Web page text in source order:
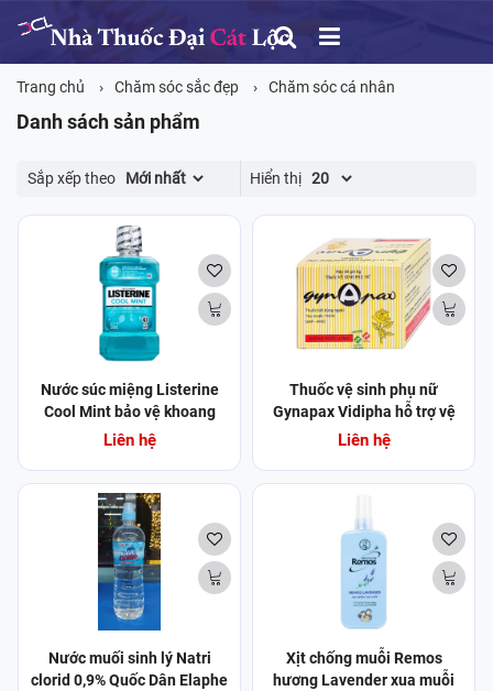
Trang chủ Chăm sóc sắc đẹp Chăm sóc cá nhân
Danh sách sản phẩm
Sắp xếp theo Hiển thị
Nước súc miệng Listerine
Cool Mint bảo vệ khoang
miệng suốt 24h khỏi vi khuẩn
Liên hệ
Thuốc vệ sinh phụ nữ
Gynapax Vidipha hỗ trợ vệ
sinh và tẩy trùng niêm mạc
Liên hệ
Nước muối sinh lý Natri
clorid 0,9% Quốc Dân Elaphe
Xịt chống muỗi Remos
hương Lavender xua muỗi